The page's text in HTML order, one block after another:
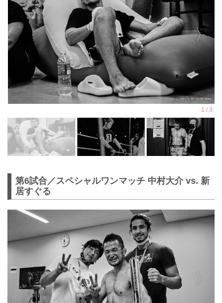
第6試合／スペシャルワンマッチ 中村大介 vs. 新
居すぐる